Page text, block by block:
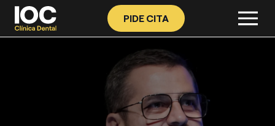
PIDE CITA